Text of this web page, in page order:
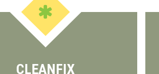
CLEANFIX